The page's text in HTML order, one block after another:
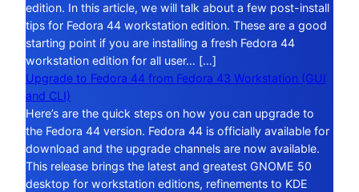
edition. In this article, we will talk about a few post-install
tips for Fedora 44 workstation edition. These are a good
starting point if you are installing a fresh Fedora 44
workstation edition for all user… […]
Upgrade to Fedora 44 from Fedora 43 Workstation (GUI
and CLI)
Here’s are the quick steps on how you can upgrade to
the Fedora 44 version. Fedora 44 is officially available for
download and the upgrade channels are now available.
This release brings the latest and greatest GNOME 50
desktop for workstation editions, refinements to KDE